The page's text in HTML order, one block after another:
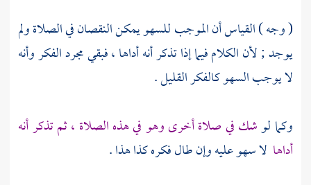
( وجه ) القياس أن الموجب للسهو يمكن النقصان في الصلاة ولم
يوجد ; لأن الكلام فيما إذا تذكر أنه أداها ، فبقي مجرد الفكر وأنه
لا يوجب السهو كالفكر القليل .
وكما لوشك في صلاة أخرى وهو في هذه الصلاة ، ثم تذكر أنه
أداها لا سهو عليه وإن طال فكره كذا هذا .